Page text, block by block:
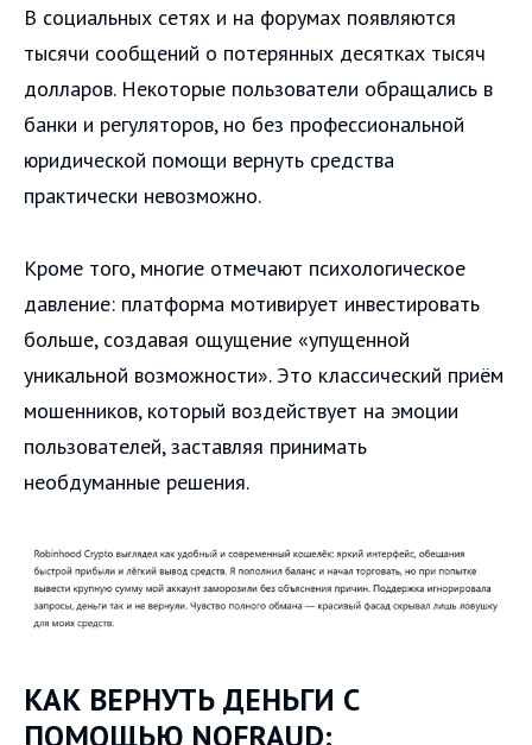
В социальных сетях и на форумах появляются
тысячи сообщений о потерянных десятках тысяч
долларов. Некоторые пользователи обращались в
банки и регуляторов, но без профессиональной
юридической помощи вернуть средства
практически невозможно.
Кроме того, многие отмечают психологическое
давление: платформа мотивирует инвестировать
больше, создавая ощущение «упущенной
уникальной возможности». Это классический приём
мошенников, который воздействует на эмоции
пользователей, заставляя принимать
необдуманные решения.
КАК ВЕРНУТЬ ДЕНЬГИ С
ПОМОЩЬЮ NOFRAUD: